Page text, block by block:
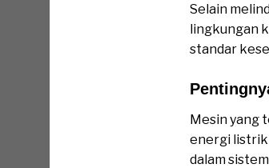
Selain
lingkungan
standar
Mesin yang
energi listrik
dalam